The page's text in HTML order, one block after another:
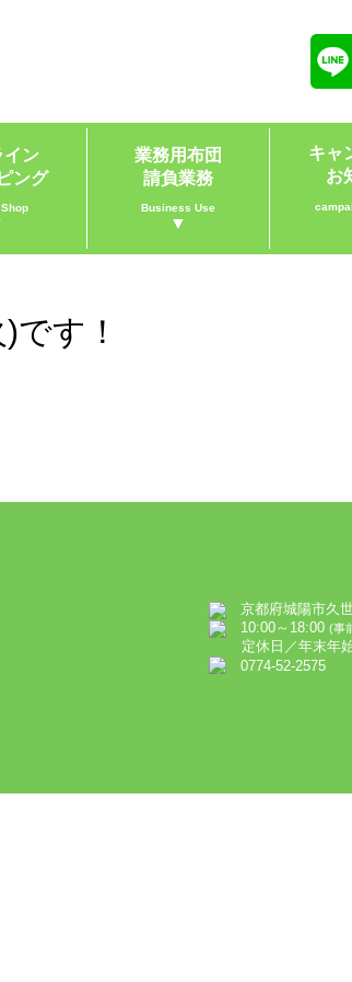
イン
ング
業務用布団
請負業務
Business Use
▼
キャ
お
です！
京都府城陽市久
10:00～18:00 (事
定休日／年末年始
0774-52-2575